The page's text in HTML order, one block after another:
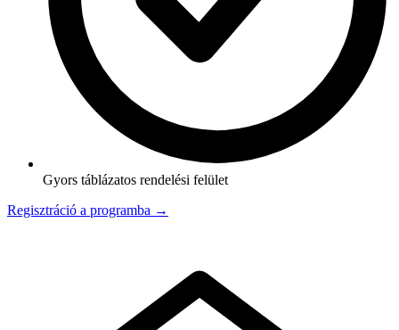
Gyors táblázatos rendelési felület
Regisztráció a programba →